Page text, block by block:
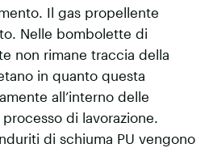
Il gas propellente
Nelle bombolette di
non rimane traccia della
in quanto questa
all’interno delle
di lavorazione.
di schiuma PU vengono